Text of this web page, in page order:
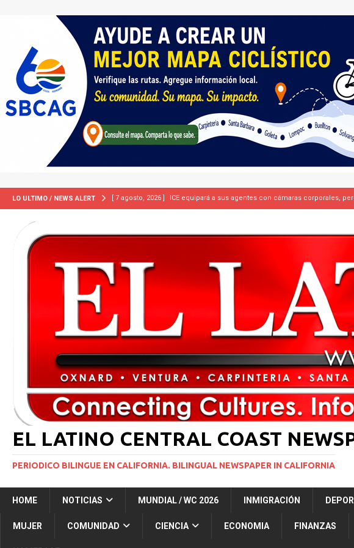
LO ULTIMO / NEWS ALERT [ 7 agosto, 2026 ] ICE equipará a sus agentes con cámaras corporales,
[ 7 agosto, 2026 ] Turquía, Pakistán y Arabia Saudí firman pacto de
[ 2 julio, 2024 ] Colombia apaga el ‘efecto Vini’. Brasil 1 – Colombia 1
Corte Suprema levanta suspensión a ley de Texas
INMIGRACIÓN
Potente tormenta invernal desatará la mayor nevada en
[ 7 agosto, 2026 ] Simi Valley Man Sentenced to 51 Years to Life for
[ 7 agosto, 2026 ] El primer hábitat submarino en décadas promete
EL LATINO CENTRAL COAST
PERIODICO BILINGUE EN CALIFORNIA. BILINGUAL NEWSPAPER IN CALIFORNIA
HOME NOTICIAS MUNDIAL / WC 2026 INMIGRACIÓN
MUJER COMUNIDAD CIENCIA ECONOMIA FINANZAS